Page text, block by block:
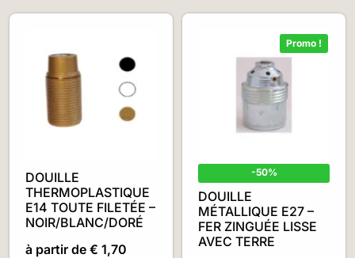
DOUILLE
THERMOPLASTIQUE
E14 TOUTE FILETÉE –
NOIR/BLANC/DORÉ
à partir de € 1,70
Promo !
-50%
DOUILLE
MÉTALLIQUE E27 –
FER ZINGUÉE LISSE
AVEC TERRE